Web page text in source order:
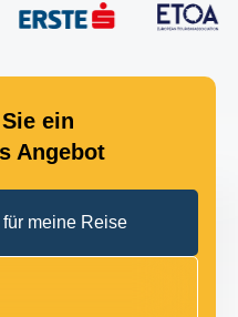
ein
Angebot
meine Reise